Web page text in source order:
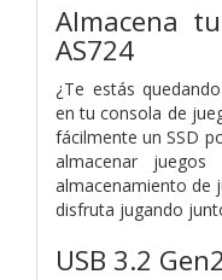
Almacena
AS724
¿Te estás
en tu consola de
fácilmente un SSD
almacenar
almacenamiento de
disfruta jugando
USB 3.2